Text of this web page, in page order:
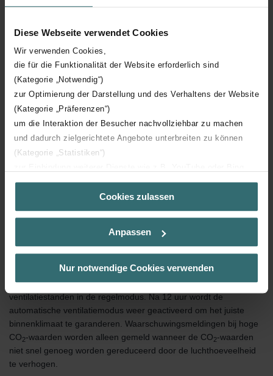
Diese Webseite verwendet Cookies
Wir verwenden Cookies,
die für die Funktionalität der Website erforderlich sind
(Kategorie „Notwendig“)
zur Optimierung der Darstellung und des Verhaltens der Website
(Kategorie „Präferenzen“)
um die Interaktion der Besucher nachvollziehbar zu machen
und dadurch zielgerichtete Angebote unterbreiten zu können
(Kategorie „Statistiken“)
(Kategorie „Marketing“)
Über „Details zeigen“ bzw. die Datenschutzerklärung erhalten
Sie weitere Informationen. Durch die Auswahl der Kategorie
der Auswahl von „Statistiken“ willigen Sie ein, dass wir Ihren
Besuchsverlauf auf unserer Website verwenden, um Ihnen die
bestmögliche Nutzererfahrung zu ermöglichen und Ihnen
selbstverständlich über einen Link in der Datenschutzerklärung
Datenschutzerklärung der Zehnder Group
Zehnder Group AG: Data Privacy
Zehnder Group België nv/sa: Déclarations de confidentialité
Cookies zulassen
Anpassen
Nur notwendige Cookies verwenden
Zorgeloos gevoel
De bediening via één knop is makkelijk te begrijpen en eenvoudig
te bedienen. Wanneer de CO2-sensor in bedrijf is gesteld, kiest u
tussen automatische ventilatie of één van de drie
ventilatiestanden in de regelmodus. Na 12 uur wordt de
automatische ventilatiemodus weer geactiveerd om het juiste
binnenklimaat te garanderen. Waarschuwingsmeldingen bij hoge
CO2-waarden worden alleen gemeld wanneer de CO2-waarden
niet snel genoeg worden gereduceerd door de luchthoeveelheid
te verhogen.